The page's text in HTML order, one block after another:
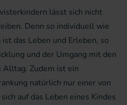
lässt sich nicht
Denn so individuell wie
das Leben und Erleben, so
und der Umgang mit den
Alltag. Zudem ist ein
natürlich nur einer von
auf das Leben eines Kindes